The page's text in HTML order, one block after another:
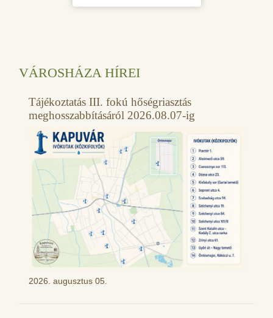
VÁROSHÁZA HÍREI
Tájékoztatás III. fokú hőségriasztás
meghosszabbításáról 2026.08.07-ig
2026. augusztus 05.